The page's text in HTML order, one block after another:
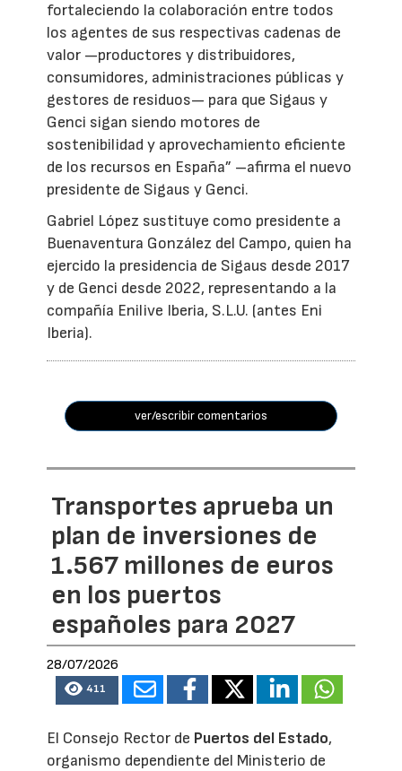
fortaleciendo la colaboración entre todos
los agentes de sus respectivas cadenas de
valor —productores y distribuidores,
consumidores, administraciones públicas y
gestores de residuos— para que Sigaus y
Genci sigan siendo motores de
sostenibilidad y aprovechamiento eficiente
de los recursos en España” –afirma el nuevo
presidente de Sigaus y Genci.
Gabriel López sustituye como presidente a
Buenaventura González del Campo, quien ha
ejercido la presidencia de Sigaus desde 2017
y de Genci desde 2022, representando a la
compañía Enilive Iberia, S.L.U. (antes Eni
Iberia).
ver/escribir comentarios
Transportes aprueba un
plan de inversiones de
1.567 millones de euros
en los puertos
españoles para 2027
28/07/2026
411
El Consejo Rector de Puertos del Estado,
organismo dependiente del Ministerio de